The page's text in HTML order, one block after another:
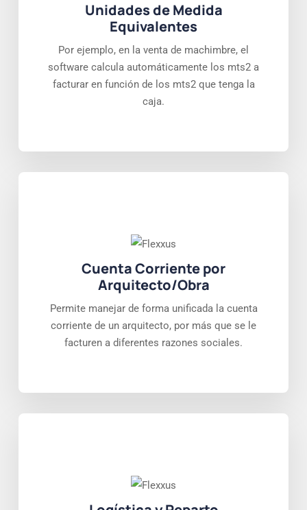
Unidades de Medida
Equivalentes
Por ejemplo, en la venta de machimbre, el
software calcula automáticamente los mts2 a
facturar en función de los mts2 que tenga la
caja.
Cuenta Corriente por
Arquitecto/Obra
Permite manejar de forma unificada la cuenta
corriente de un arquitecto, por más que se le
facturen a diferentes razones sociales.